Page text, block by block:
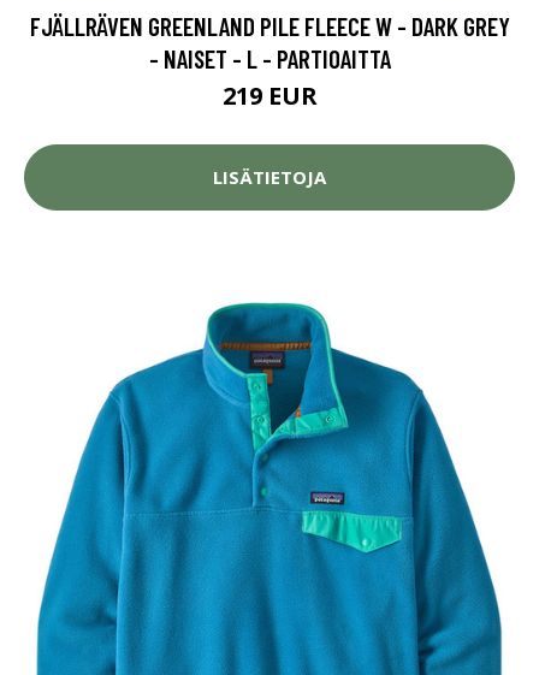
FJÄLLRÄVEN GREENLAND PILE FLEECE W - DARK GREY
- NAISET - L - PARTIOAITTA
219 EUR
LISÄTIETOJA